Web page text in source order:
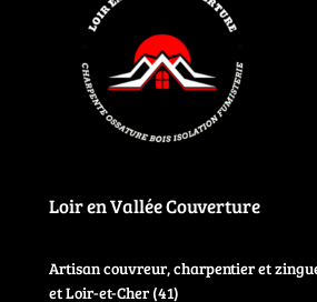
Loir en Vallée Couverture
Artisan couvreur, charpentier et
et Loir-et-Cher (41)